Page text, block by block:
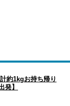
約1kgお持ち帰り
発】